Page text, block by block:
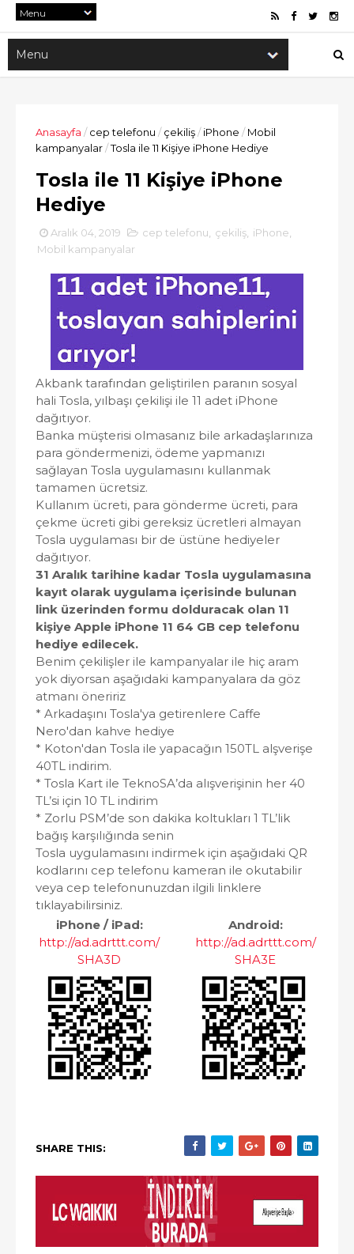
Anasayfa / cep telefonu / çekiliş/ iPhone / Mobil
kampanyalar/Tosla ile 11 Kişiye iPhone Hediye
Tosla ile 11 Kişiye iPhone
Hediye
Aralık 04, 2019 cep telefonu çekiliş iPhone
Mobil kampanyalar
Akbank tarafından geliştirilen paranın sosyal
hali Tosla, yılbaşı çekilişi ile 11 adet iPhone
dağıtıyor.
Banka müşterisi olmasanız bile arkadaşlarınıza
para göndermenizi, ödeme yapmanızı
sağlayan Tosla uygulamasını kullanmak
tamamen ücretsiz.
Kullanım ücreti, para gönderme ücreti, para
çekme ücreti gibi gereksiz ücretleri almayan
Tosla uygulaması bir de üstüne hediyeler
dağıtıyor.
31 Aralık tarihine kadar Tosla uygulamasına
kayıt olarak uygulama içerisinde bulunan
link üzerinden formu dolduracak olan 11
kişiye Apple iPhone 11 64 GB cep telefonu
hediye edilecek.
Benim çekilişler ile kampanyalar ile hiç aram
yok diyorsan aşağıdaki kampanyalara da göz
atmanı öneririz
* Arkadaşını Tosla'ya getirenlere Caffe
Nero'dan kahve hediye
* Koton'dan Tosla ile yapacağın 150TL alşverişe
40TL indirim.
* Tosla Kart ile TeknoSA’da alışverişinin her 40
TL’si için 10 TL indirim
* Zorlu PSM’de son dakika koltukları 1 TL’lik
bağış karşılığında senin
Tosla uygulamasını indirmek için aşağıdaki QR
kodlarını cep telefonu kameran ile okutabilir
veya cep telefonunuzdan ilgili linklere
tıklayabilirsiniz.
iPhone / iPad:
http://ad.adrttt.com/
SHA3D
Android:
http://ad.adrttt.com/
SHA3E
SHARE THIS: